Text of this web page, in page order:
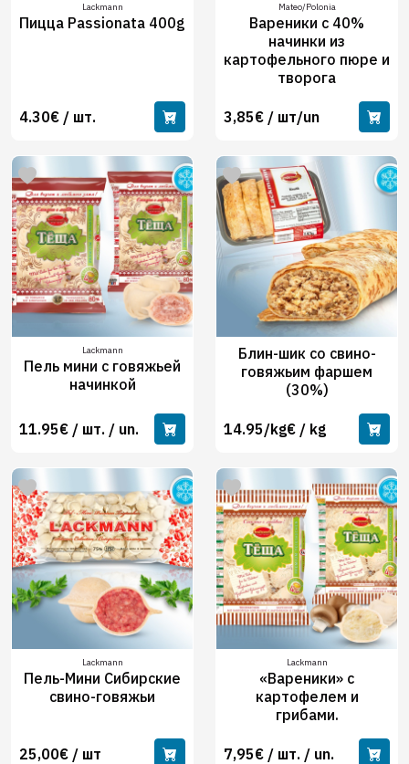
Lackmann
Пицца Passionata 400g
4.30€ / шт.
Mateo/Polonia
Вареники с 40%
начинки из
картофельного пюре и
творога
3,85€ / шт/un
Lackmann
Пель мини с говяжьей
начинкой
11.95€ / шт. / un.
Блин-шик со свино-
говяжьим фаршем
(30%)
14.95/kg€ / kg
Lackmann
Пель-Мини Сибирские
свино-говяжьи
25,00€ / шт
Lackmann
«Вареники» с
картофелем и
грибами.
7,95€ / шт. / un.